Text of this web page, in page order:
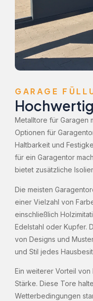
GARAGE
Metalltore für Garagen
Optionen für
Haltbarkeit und
für ein Garagentor
bietet zusätzliche
Die meisten
einer Vielzahl von
einschließlich
Edelstahl oder Kupfer.
von Designs und
und Stil jedes
Ein weiterer Vorteil
Stärke. Diese Tore
Wetterbedingungen